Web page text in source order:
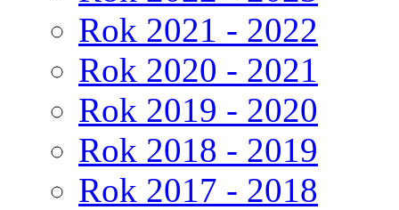
Rok 2021 - 2022
Rok 2020 - 2021
Rok 2019 - 2020
Rok 2018 - 2019
Rok 2017 - 2018